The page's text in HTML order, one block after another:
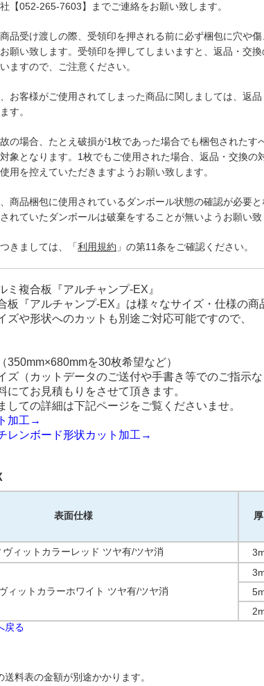
【052-265-7603】までご連絡をお願い致します。
品受け渡しの際、受領印を押される前に必ず梱包に穴や
願い致します。受領印を押してしまいますと、返品・交
ますので、ご注意ください。
お客様がご使用されてしまった商品に関しましては、返
す。
の場合、たとえ破損が1枚であった場合でも梱包されたす
象となります。1枚でもご使用された場合、返品・交換の
用を控えていただきますようお願い致します。
商品梱包に使用されているダンボール状態の確認が必要と
れていたダンボールは破棄をすることが無いようお願い致
きましては、「利用規約 」の第11条をご確認ください。
ミ複合板『アルチャンプ-EX』
板『アルチャンプ-EX』は様々なサイズ・仕様の商
ズや形状へのカットも別途ご対応可能ですので、
350mm×680mmを30枚希望など）
ズ（カットデータのご送付や手書き等でのご指示な
にてお見積もりをさせて頂きます。
しての詳細は下記ページをご覧くださいませ。
加工→
レンボード形状カット加工→
表面仕様
ヴィットカラーレッド ツヤ有/ツヤ消
ィットカラーホワイト ツヤ有/ツヤ消
戻る
料表の金額が別途かかります。